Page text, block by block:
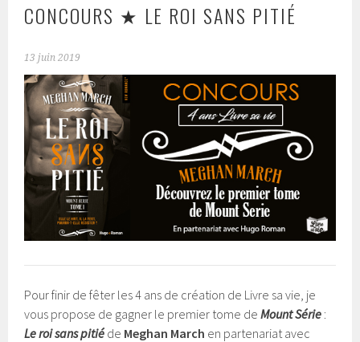
CONCOURS ★ LE ROI SANS PITIÉ
13 juin 2019
Pour finir de fêter les 4 ans de création de Livre sa vie, je
vous propose de gagner le premier tome deMount Série :
Le roi sans pitié de Meghan March en partenariat avec